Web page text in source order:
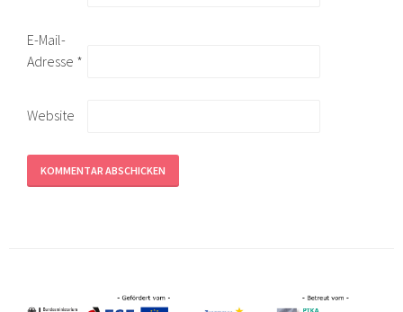
E-Mail-
Adresse *
Website